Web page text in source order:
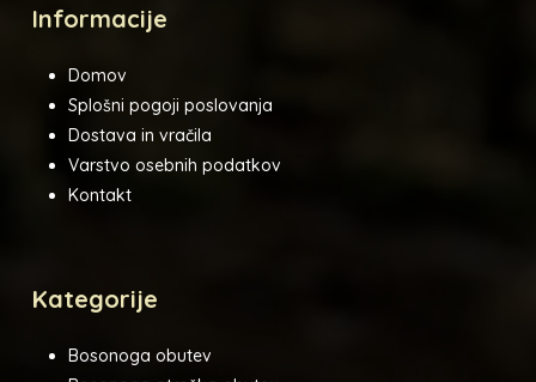
Informacije
Domov
Splošni pogoji poslovanja
Dostava in vračila
Varstvo osebnih podatkov
Kontakt
Kategorije
Bosonoga obutev